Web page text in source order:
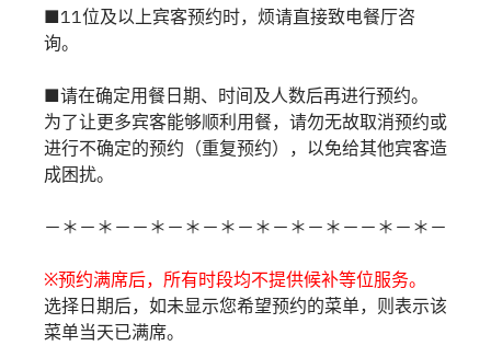
■11位及以上宾客预约时，烦请直接致电餐厅咨
询。
■请在确定用餐日期、时间及人数后再进行预约。
为了让更多宾客能够顺利用餐，请勿无故取消预约或
进行不确定的预约（重复预约），以免给其他宾客造
成困扰。
－＊－＊－－＊－＊－＊－＊－＊－＊－－＊－＊－
※预约满席后，所有时段均不提供候补等位服务。
选择日期后，如未显示您希望预约的菜单，则表示该
菜单当天已满席。